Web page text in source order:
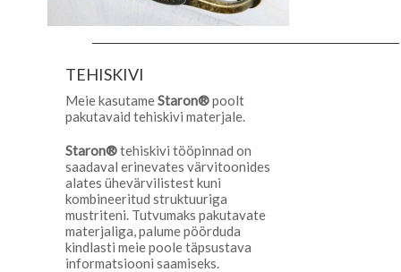
TEHISKIVI
Meie kasutameStaron®poolt
pakutavaid tehiskivi materjale.
Staron®tehiskivi tööpinnad on
saadaval erinevates värvitoonides
alates ühevärvilistest kuni
kombineeritud struktuuriga
mustriteni. Tutvumaks pakutavate
materjaliga, palume pöörduda
kindlasti meie poole täpsustava
informatsiooni saamiseks.